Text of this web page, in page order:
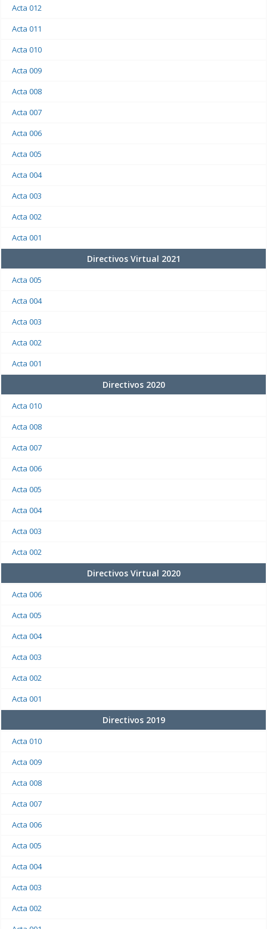
Acta 012
Acta 011
Acta 010
Acta 009
Acta 008
Acta 007
Acta 006
Acta 005
Acta 004
Acta 003
Acta 002
Acta 001
Directivos Virtual 2021
Acta 005
Acta 004
Acta 003
Acta 002
Acta 001
Directivos 2020
Acta 010
Acta 008
Acta 007
Acta 006
Acta 005
Acta 004
Acta 003
Acta 002
Directivos Virtual 2020
Acta 006
Acta 005
Acta 004
Acta 003
Acta 002
Acta 001
Directivos 2019
Acta 010
Acta 009
Acta 008
Acta 007
Acta 006
Acta 005
Acta 004
Acta 003
Acta 002